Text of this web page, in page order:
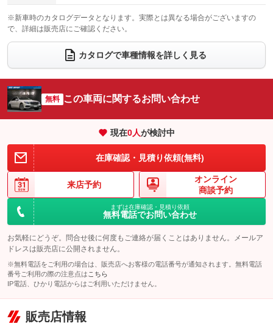
：装備なし ：装備あり
ウォークスルー
：装備なし
電動リアゲート フロントカメラ
：装備あり
：装備なし ：装備あり
サイドカメラ
：装備あり ルーフレール
：装備なし
：装備あり
：装備なし
※新車時のカタログデータとなります。実際とは異なる場合がございますの
で、詳細は販売店にご確認ください。
カタログで車種情報を詳しく見る
無料 この車両に関するお問い合わせ
現在0人が検討中
在庫確認・見積り依頼(無料)
来店予約
オンライン
商談予約
まずは在庫確認・見積り依頼
無料電話でお問い合わせ
お気軽にどうぞ。問合せ後に何度もご連絡が届くことはありません。メールア
ドレスは販売店に公開されません。
※無料電話をご利用の場合は、販売店へお客様の電話番号が通知されます。無料電話
番号ご利用の際の注意点は こちら
IP電話、ひかり電話からはご利用いただけません。
販売店情報